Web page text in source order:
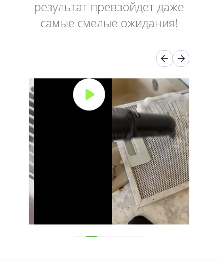
результат превзойдет даже
самые смелые ожидания!